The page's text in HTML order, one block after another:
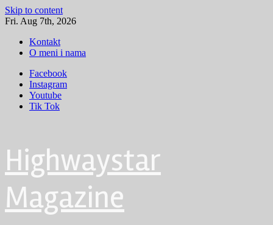
Skip to content
Fri. Aug 7th, 2026
Kontakt
O meni i nama
Facebook
Instagram
Youtube
Tik Tok
Highwaystar
Magazine